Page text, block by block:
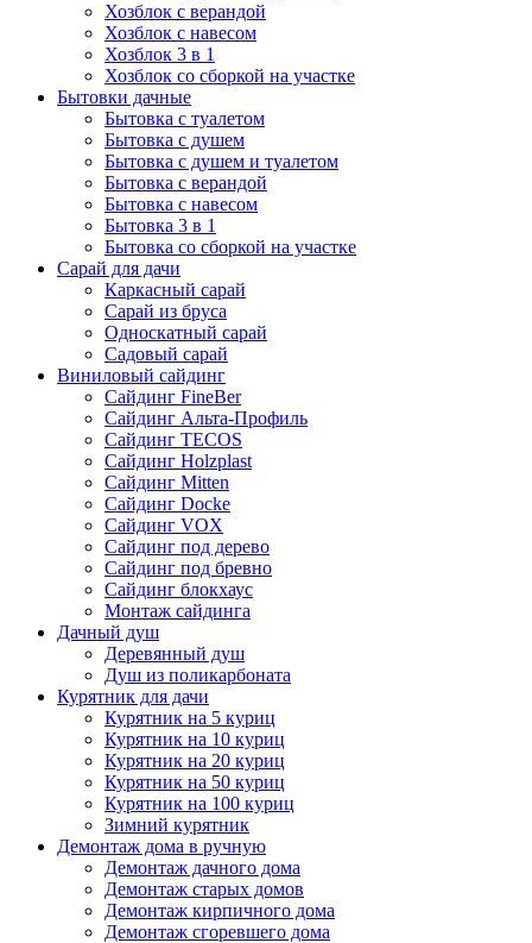
Хозблок с верандой
Хозблок с навесом
Хозблок 3 в 1
Хозблок со сборкой на участке
Бытовки дачные
Бытовка с туалетом
Бытовка с душем
Бытовка с душем и туалетом
Бытовка с верандой
Бытовка с навесом
Бытовка 3 в 1
Бытовка со сборкой на участке
Сарай для дачи
Каркасный сарай
Сарай из бруса
Односкатный сарай
Садовый сарай
Виниловый сайдинг
Сайдинг FineBer
Сайдинг Альта-Профиль
Сайдинг TECOS
Сайдинг Holzplast
Сайдинг Mitten
Сайдинг Docke
Сайдинг VOX
Сайдинг под дерево
Сайдинг под бревно
Сайдинг блокхаус
Монтаж сайдинга
Дачный душ
Деревянный душ
Душ из поликарбоната
Курятник для дачи
Курятник на 5 куриц
Курятник на 10 куриц
Курятник на 20 куриц
Курятник на 50 куриц
Курятник на 100 куриц
Зимний курятник
Демонтаж дома в ручную
Демонтаж дачного дома
Демонтаж старых домов
Демонтаж кирпичного дома
Демонтаж сгоревшего дома